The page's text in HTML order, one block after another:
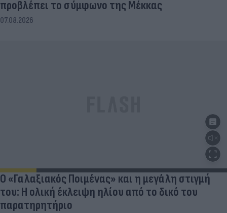
προβλέπει το σύμφωνο της Μέκκας
07.08.2026
Ο «Γαλαξιακός Ποιμένας» και η μεγάλη στιγμή
του: Η ολική έκλειψη ηλίου από το δικό του
παρατηρητήριο